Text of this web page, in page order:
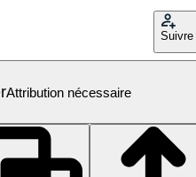
Suivre
Attribution nécessaire